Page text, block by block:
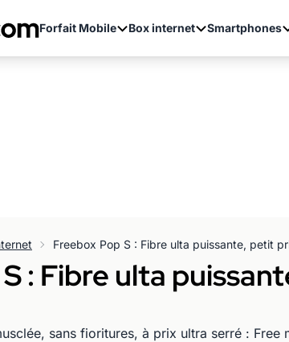
Forfait Mobile Box internet Smartphones
: Fibre ulta
sans fioritures, à prix ultra serré : Free